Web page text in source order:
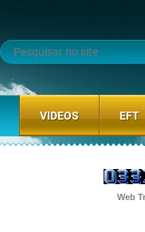
Web
VIDEOS EFT